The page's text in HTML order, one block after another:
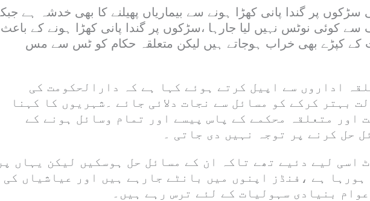
سڑکوں پر گندا پانی کھڑا ہونے سے بیماریاں پھیلنے کا بھی خدشہ ہے جبکہ
کوئی نوٹس نہیں لیا جارہا ،سڑکوں پر گندا پانی کھڑا ہونے کے باعث
کے کپڑے بھی خراب ہوجاتے ہیں لیکن متعلقہ حکام کو ٹس سے مس
اداروں سے اپیل کرتے ہوئے کہا ہے کہ دارالحکومت کی
بہتر کرکے کو مسائل سے نجات دلائی جائے ۔شہریوں کا کہنا
اور متعلقہ محکمے کے پاس پیسے اور تمام وسائل ہونے کے
حل کرنے پر توجہ نہیں دی جاتی ۔
اسی لیے دئیے تھے تاکہ ان کے مسائل حل ہوسکیں لیکن یہاں پر
ہورہا ہے ،فنڈز اپنوں میں بانٹے جارہے ہیں اور عیاشیاں کی
بنیادی سہولیات کے لئے ترس رہے ہیں۔